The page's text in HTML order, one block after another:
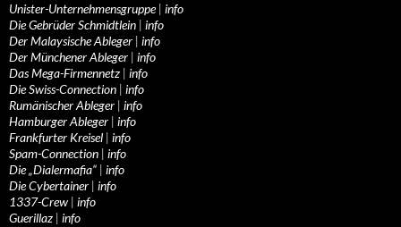
Unister-Unternehmensgruppe| info
Die Gebrüder Schmidtlein | info
Der Malaysische Ableger | info
Der Münchener Ableger | info
Das Mega-Firmennetz | info
Die Swiss-Connection | info
Rumänischer Ableger | info
Hamburger Ableger | info
Frankfurter Kreisel | info
Spam-Connection | info
Die „Dialermafia“ | info
Die Cybertainer | info
1337-Crew | info
Guerillaz | info